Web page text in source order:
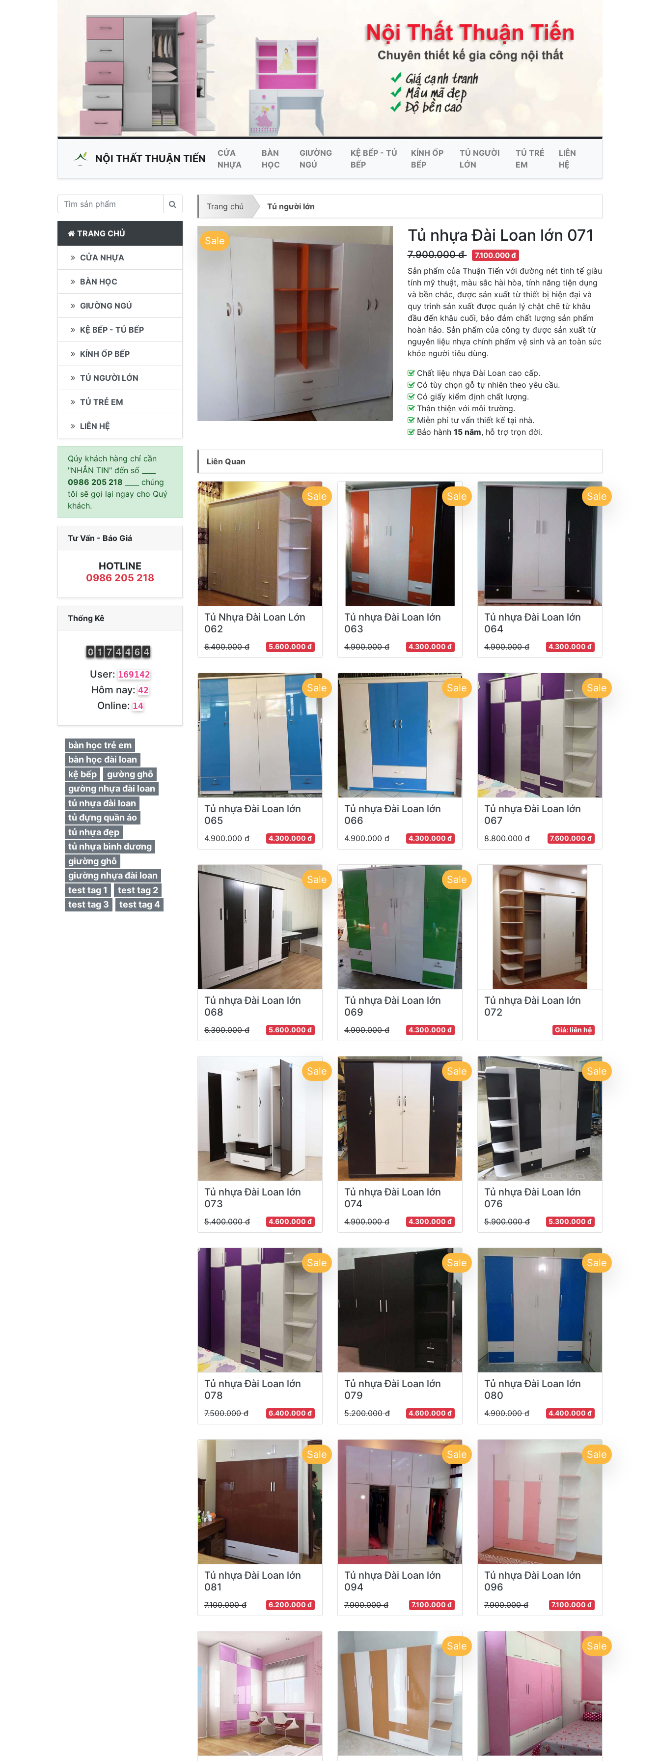
NỘI THẤT THUẬN TIẾN
CỬA
NHỰA
BÀN
HỌC
GIƯỜNG
NGỦ
KỆ BẾP - TỦ
BẾP
KÍNH ỐP
BẾP
TỦ NGƯỜI
LỚN
TỦ TRẺ
EM
LIÊN
HỆ
Trang chủ Tủ người lớn
Sale Tủ nhựa Đài Loan lớn 071
7.900.000 đ 7.100.000 đ
Sản phẩm của Thuận Tiến với đường nét tinh tế giàu
tính mỹ thuật, màu sắc hài hòa, tính năng tiện dụng
và bền chắc, được sản xuất từ thiết bị hiện đại và
quy trình sản xuất được quản lý chặt chẽ từ khâu
đầu đến khâu cuối, bảo đảm chất lượng sản phẩm
hoàn hảo. Sản phẩm của công ty được sản xuất từ
nguyên liệu nhựa chính phẩm vệ sinh và an toàn sức
khỏe người tiêu dùng.
Chất liệu nhựa Đài Loan cao cấp.
Có tùy chọn gỗ tự nhiên theo yêu cầu.
Có giấy kiểm định chất lượng.
Thân thiện với môi trường.
Miễn phí tư vấn thiết kế tại nhà.
Bảo hành 15 năm, hỗ trợ trọn đời.
Liên Quan
Sale
Tủ Nhựa Đài Loan Lớn
062
6.400.000 đ 5.600.000 đ
Sale
Tủ nhựa Đài Loan lớn
063
4.900.000 đ 4.300.000 đ
Sale
Tủ nhựa Đài Loan lớn
064
4.900.000 đ 4.300.000 đ
Sale
Tủ nhựa Đài Loan lớn
065
4.900.000 đ 4.300.000 đ
Sale
Tủ nhựa Đài Loan lớn
066
4.900.000 đ 4.300.000 đ
Sale
Tủ nhựa Đài Loan lớn
067
8.800.000 đ 7.600.000 đ
Sale
Tủ nhựa Đài Loan lớn
068
6.300.000 đ 5.600.000 đ
Sale
Tủ nhựa Đài Loan lớn
069
4.900.000 đ 4.300.000 đ
Tủ nhựa Đài Loan lớn
072
Giá: liên hệ
Sale
Tủ nhựa Đài Loan lớn
073
5.400.000 đ 4.600.000 đ
Sale
Tủ nhựa Đài Loan lớn
074
4.900.000 đ 4.300.000 đ
Sale
Tủ nhựa Đài Loan lớn
076
5.900.000 đ 5.300.000 đ
Sale
Tủ nhựa Đài Loan lớn
078
7.500.000 đ 6.400.000 đ
Sale
Tủ nhựa Đài Loan lớn
079
5.200.000 đ 4.600.000 đ
Sale
Tủ nhựa Đài Loan lớn
080
4.900.000 đ 4.400.000 đ
Sale
Tủ nhựa Đài Loan lớn
081
7.100.000 đ 6.200.000 đ
Sale
Tủ nhựa Đài Loan lớn
094
7.900.000 đ 7.100.000 đ
Sale
Tủ nhựa Đài Loan lớn
096
7.900.000 đ 7.100.000 đ
Sale Sale
TRANG CHỦ
CỬA NHỰA
BÀN HỌC
GIƯỜNG NGỦ
KỆ BẾP - TỦ BẾP
KÍNH ỐP BẾP
TỦ NGƯỜI LỚN
TỦ TRẺ EM
LIÊN HỆ
Qúy khách hàng chỉ cần
"NHẮN TIN" đến số ____
0986 205 218 ____ chúng
tôi sẽ gọi lại ngay cho Quý
khách.
Tư Vấn - Báo Giá
HOTLINE
0986 205 218
Thống Kê
9
0
0 1
1
1 6
7
7 3
4
4 3
4
4 5
6
6 3
4
4
User: 169142
Hôm nay: 42
Online: 14
bàn học trẻ em
bàn học đài loan
kệ bếp
gường ghỗ
gường nhựa đài loan
tủ nhựa đài loan
tủ đựng quần áo
tủ nhựa đẹp
tủ nhựa bình dương
giường ghỗ
giường nhựa đài loan
test tag 1
test tag 2
test tag 3
test tag 4